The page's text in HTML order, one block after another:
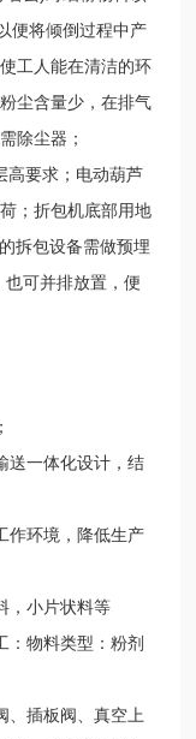
便将倾倒过程中产
工人能在清洁的环
尘含量少，在排气
除尘器；
要求；电动葫芦
；折包机底部用地
拆包设备需做预埋
可并排放置，便
一体化设计，结
环境，降低生产
小片状料等
物料类型：粉剂
插板阀、真空上